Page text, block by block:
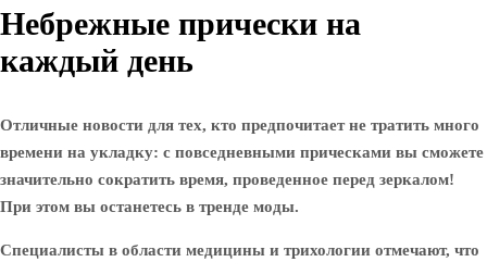
Небрежные прически на
каждый день
Отличные новости для тех, кто предпочитает не тратить много
времени на укладку: с повседневными прическами вы сможете
значительно сократить время, проведенное перед зеркалом!
При этом вы останетесь в тренде моды.
Специалисты в области медицины и трихологии отмечают, что